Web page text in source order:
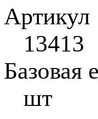
Артикул
13413
Базовая
шт